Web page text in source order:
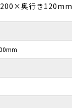
200×奥行き120mm